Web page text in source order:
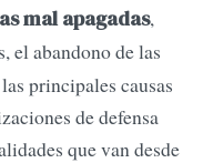
mal apagadas,
el abandono de las
principales causas
de defensa
que van desde